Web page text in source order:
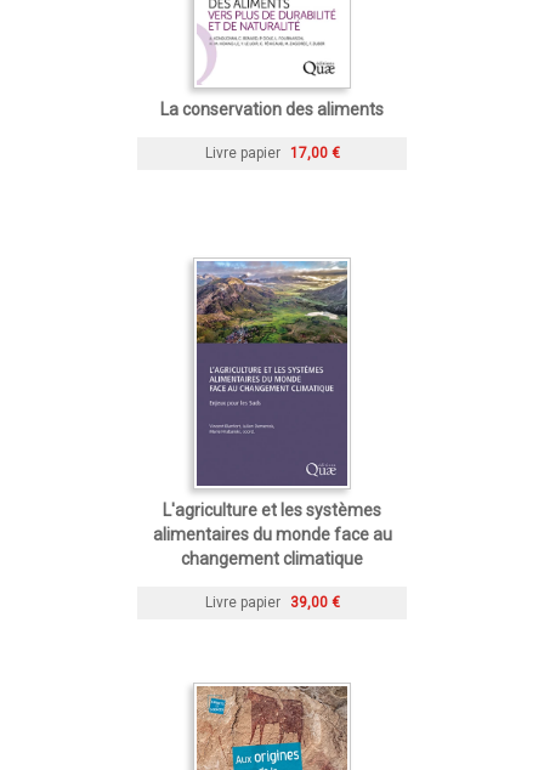
La conservation des aliments
Livre papier 17,00 €
L'agriculture et les systèmes
alimentaires du monde face au
changement climatique
Livre papier 39,00 €